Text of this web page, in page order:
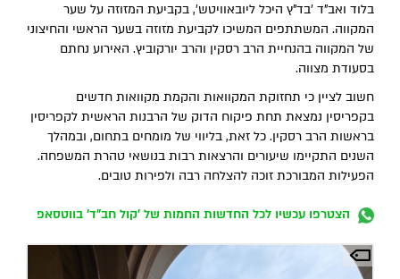
בלוד ואב"ד 'בד"ץ היכל ליובאוויטש', בקביעת המזוזה על שער
המקווה. המשתתפים המשיכו לקביעת מזוזה בשער הראשי והחיצוני
של המקווה בהנחיית הרב רסקין והרב יורקוביץ. האירוע נחתם
בסעודת מצווה.
חשוב לציין כי תחזוקת המקוואות והקמת מקוואות חדשים
בקפריסין נמצאת תחת פיקוח הדוק של הרבנות הראשית לקפריסין
בראשות הרב רסקין. כל זאת, בליווי של מומחים בתחום, ובמהלך
השנים התקיימו שיעורים והרצאות רבות בנושאי טהרת המשפחה.
הפעילות המבורכת זוכה להצלחה רבה ולפירות טובים.
הצטרפו עכשיו לכל החדשות החמות של 'קול חב"ד' בווטסאפ